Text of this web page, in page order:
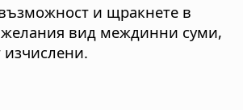
и щракнете в
желания вид междинни суми,
изчислени.